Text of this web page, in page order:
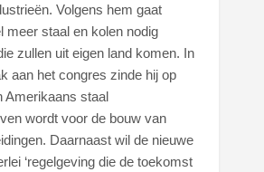
Volgens hem gaat
meer staal en kolen nodig
zullen uit eigen land komen. In
aan het congres zinde hij op
Amerikaans staal
wordt voor de bouw van
Daarnaast wil de nieuwe
‘regelgeving die de toekomst